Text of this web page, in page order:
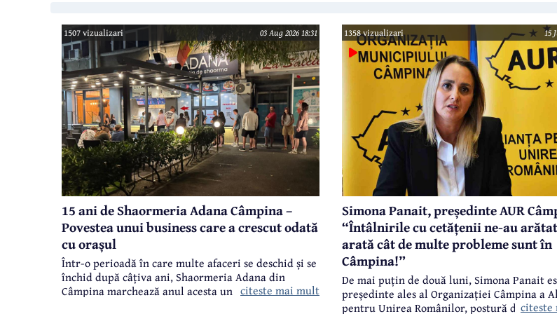
1507 vizualizari 03 Aug 2026 18:31
15 ani de Shaormeria Adana Câmpina –
Povestea unui business care a crescut odată
cu orașul
Într-o perioadă în care multe afaceri se deschid și se
închid după câțiva ani, Shaormeria Adana din
Câmpina marchează anul acesta un momentciteste mai mult
1358 vizualizari 15
Simona Panait, președinte AUR
“Întâlnirile cu cetățenii ne-au
arată cât de multe probleme sunt în
Câmpina!”
De mai puțin de două luni, Simona Panait
președinte ales al Organizației Câmpina a
pentru Unirea Românilor, postură din care
citeste